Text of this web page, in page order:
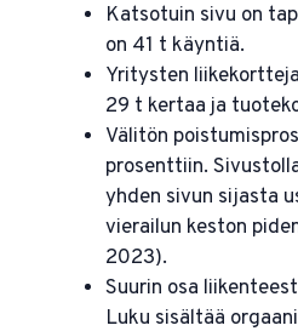
Katsotuin sivu on
on 41 t käyntiä.
Yritysten
29 t kertaa ja
Välitön
prosenttiin.
yhden sivun sijasta
vierailun keston
2023).
Suurin osa
Luku sisältää